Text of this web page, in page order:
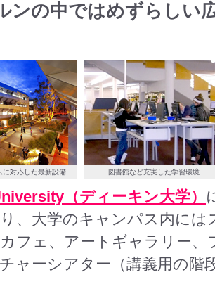
ンの中ではめずらしい
に対応した最新設備 図書館など充実した学習環境
（ディーキン大学）
、大学のキャンパス内には
フェ、アートギャラリー、
ャーシアター（講義用の階